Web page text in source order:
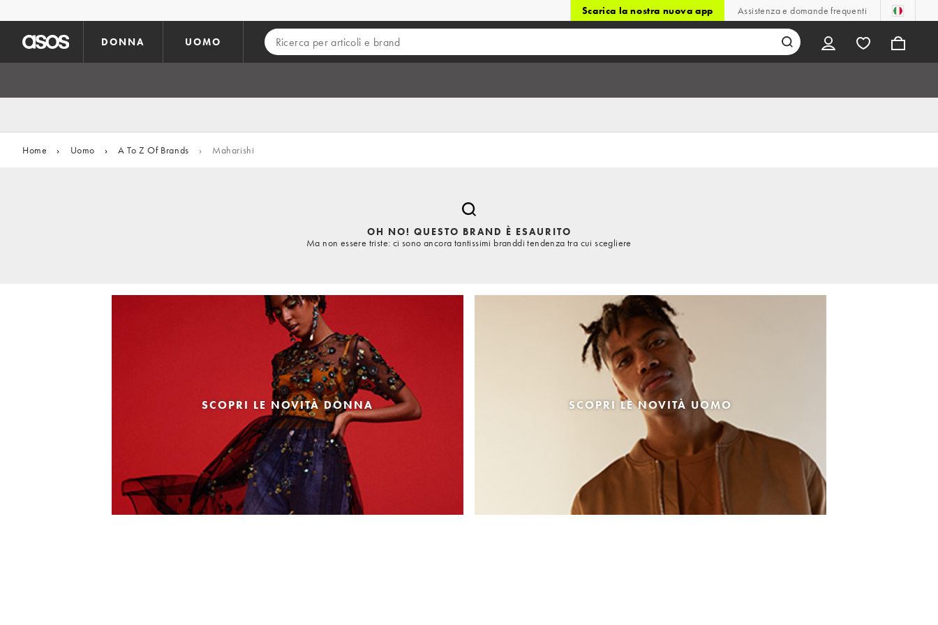
Scarica la nostra nuova app Assistenza e domande frequenti
DONNA UOMO
Home › Uomo › A To Z Of Brands › Maharishi
OH NO! QUESTO BRAND È ESAURITO
Ma non essere triste: ci sono ancora tantissimi branddi tendenza tra cui scegliere
SCOPRI LE NOVITÀ DONNA SCOPRI LE NOVITÀ UOMO